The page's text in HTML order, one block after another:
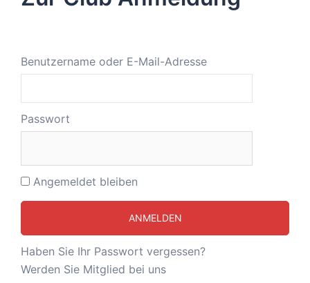
Benutzername oder E-Mail-Adresse
Passwort
Angemeldet bleiben
Haben Sie Ihr Passwort vergessen?
Werden Sie Mitglied bei uns